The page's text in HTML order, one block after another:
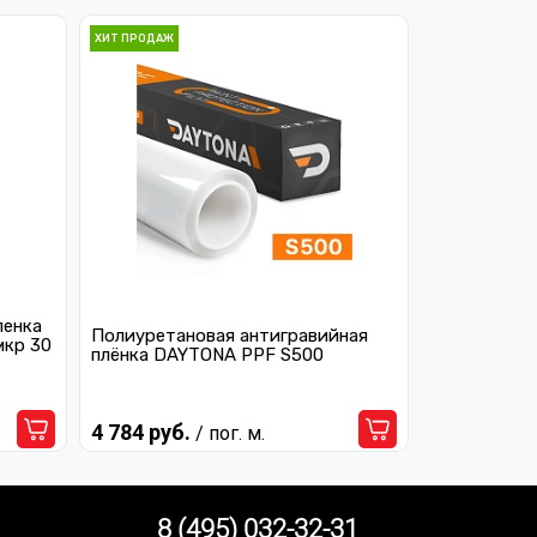
30
ХИТ ПРОДАЖ
Полиуретановая антигравийная
плёнка DAYTONA PPF S500
4 784 руб. / пог. м.
8 (495) 032-32-31